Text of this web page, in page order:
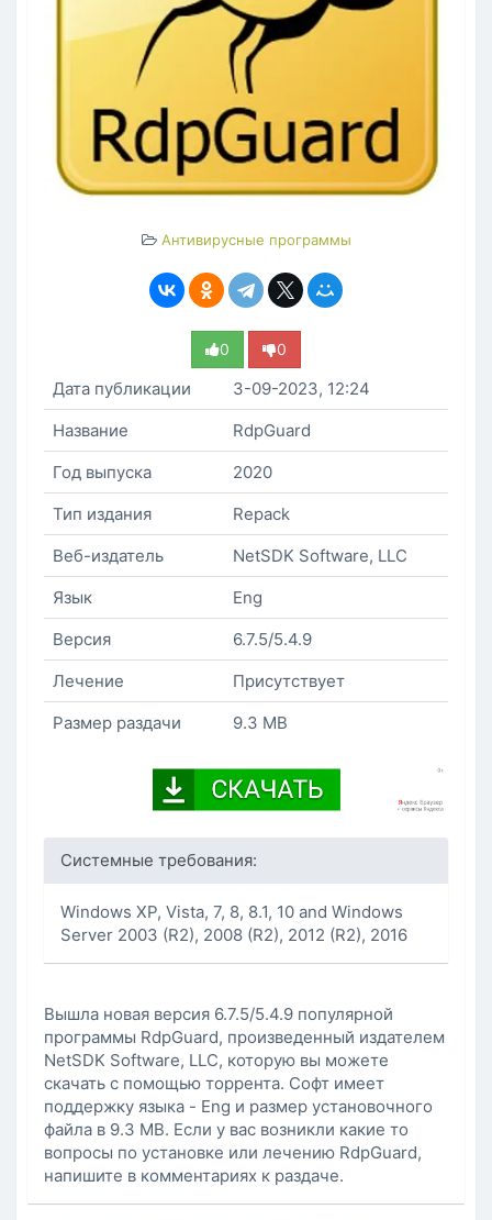
Антивирусные программы
0 0
Дата публикации
3-09-2023, 12:24
Название
RdpGuard
Год выпуска
2020
Тип издания
Repack
Веб-издатель
NetSDK Software, LLC
Язык
Eng
Версия
6.7.5/5.4.9
Лечение
Присутствует
Размер раздачи
9.3 MB
Системные требования:
Windows XP, Vista, 7, 8, 8.1, 10 and Windows
Server 2003 (R2), 2008 (R2), 2012 (R2), 2016
Вышла новая версия 6.7.5/5.4.9 популярной
программы RdpGuard, произведенный издателем
NetSDK Software, LLC, которую вы можете
скачать с помощью торрента. Софт имеет
поддержку языка - Eng и размер установочного
файла в 9.3 MB. Если у вас возникли какие то
вопросы по установке или лечению RdpGuard,
напишите в комментариях к раздаче.